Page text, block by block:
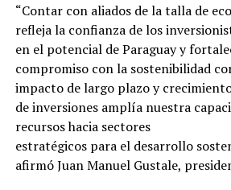
“Contar con aliados de la talla de
refleja la confianza de los
en el potencial de Paraguay y
compromiso con la sostenibilidad
impacto de largo plazo y
de inversiones amplía nuestra
recursos hacia sectores
estratégicos para el desarrollo
afirmó Juan Manuel Gustale,